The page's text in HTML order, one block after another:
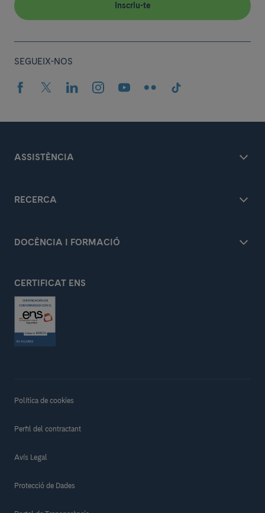
Inscriu-te
SEGUEIX-NOS
ASSISTÈNCIA
RECERCA
DOCÈNCIA I FORMACIÓ
CERTIFICAT ENS
Política de cookies
Perfil del contractant
Avís Legal
Protecció de Dades